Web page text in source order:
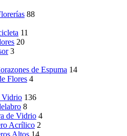
88
11
20
3
de Espuma 14
Flores 4
Vidrio 136
8
de Vidrio 4
Acrílico 2
Altos 14